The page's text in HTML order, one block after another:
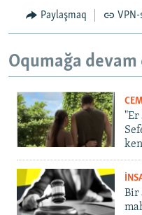
Paylaşmaq VPN-
Oqumağa
"Er
Bir